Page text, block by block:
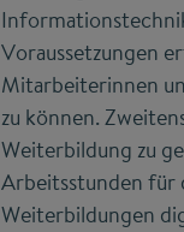
Voraussetzungen
Mitarbeiterinnen
zu können.
Weiterbildung zu
Arbeitsstunden für
Weiterbildungen